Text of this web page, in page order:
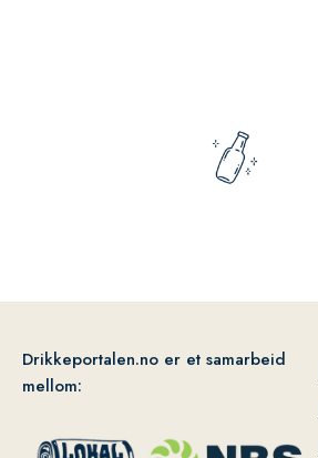
Drikkeportalen.no er et samarbeid
mellom: